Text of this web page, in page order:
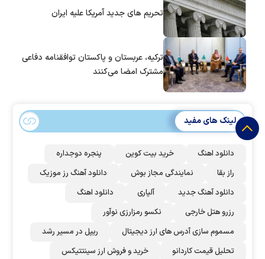
تحریم های جدید آمریکا علیه ایران
ترکیه، عربستان و پاکستان توافقنامه دفاعی
مشترک امضا می‌کنند
لینک های مفید
دانلود اهنگ خرید بیت کوین
پنجره دوجداره
راز بقا
نمایندگی مجاز بوش
دانلود آهنگ رز‌ موزیک
دانلود آهنگ جدید
آلپاری
دانلود اهنگ
رزرو هتل خارجی
نکسو رمزارزی نوآور
مسموم سازی آدرس های ارز دیجیتال
ریپل در مسیر رشد
تحلیل قیمت کاردانو
خرید و فروش ارز سینتتیکس